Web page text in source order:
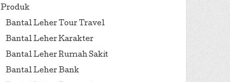
Produk
Bantal Leher Tour Travel
Bantal Leher Karakter
Bantal Leher Rumah Sakit
Bantal Leher Bank